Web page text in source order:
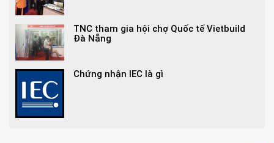
TNC tham gia hội chợ Quốc tế Vietbuild
Đà Nẵng
Chứng nhận IEC là gì